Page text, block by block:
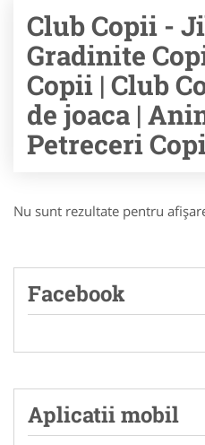
Club Copii -
Gradinite
Copii | Club
de joaca |
Petreceri
Nu sunt rezultate pentru
Facebook
Aplicatii mobil